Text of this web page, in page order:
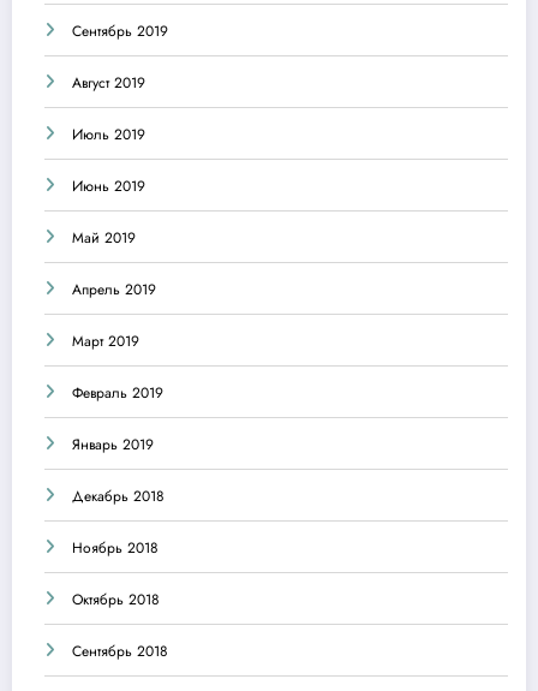
Сентябрь 2019
Август 2019
Июль 2019
Июнь 2019
Май 2019
Апрель 2019
Март 2019
Февраль 2019
Январь 2019
Декабрь 2018
Ноябрь 2018
Октябрь 2018
Сентябрь 2018